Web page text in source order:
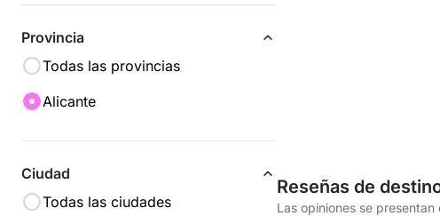
Provincia
Todas las provincias
Alicante
Ciudad
Todas las ciudades
Reseñas de
Las opiniones se